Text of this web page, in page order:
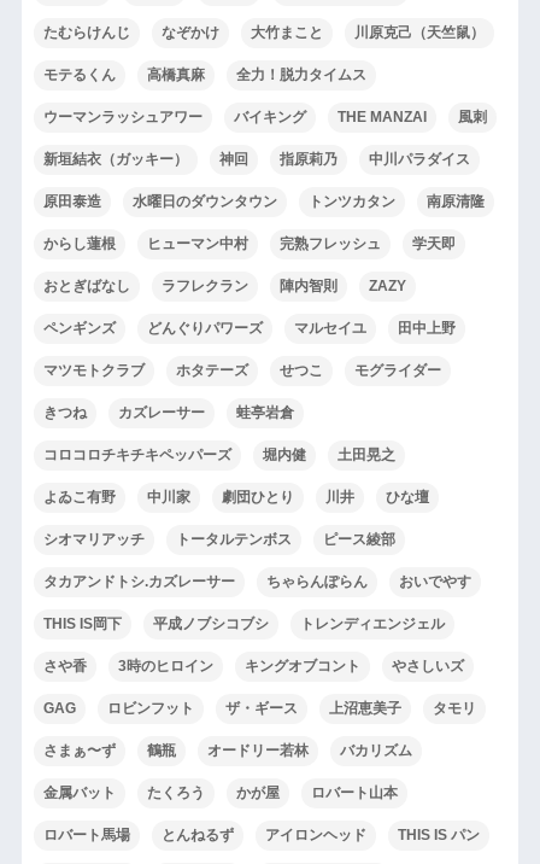
たむらけんじ なぞかけ 大竹まこと 川原克己（天竺鼠）
モテるくん 高橋真麻 全力！脱力タイムス
ウーマンラッシュアワー バイキング THE MANZAI 風刺
新垣結衣（ガッキー） 神回 指原莉乃 中川パラダイス
原田泰造 水曜日のダウンタウン トンツカタン 南原清隆
からし蓮根 ヒューマン中村 完熟フレッシュ 学天即
おとぎばなし ラフレクラン 陣内智則 ZAZY
ペンギンズ どんぐりパワーズ マルセイユ 田中上野
マツモトクラブ ホタテーズ せつこ モグライダー
きつね カズレーサー 蛙亭岩倉
コロコロチキチキペッパーズ 堀内健 土田晃之
よゐこ有野 中川家 劇団ひとり 川井 ひな壇
シオマリアッチ トータルテンボス ピース綾部
タカアンドトシ.カズレーサー ちゃらんぽらん おいでやす
THIS IS岡下 平成ノブシコブシ トレンディエンジェル
さや香 3時のヒロイン キングオブコント やさしいズ
GAG ロビンフット ザ・ギース 上沼恵美子 タモリ
さまぁ〜ず 鶴瓶 オードリー若林 バカリズム
金属バット たくろう かが屋 ロバート山本
ロバート馬場 とんねるず アイロンヘッド THIS IS パン